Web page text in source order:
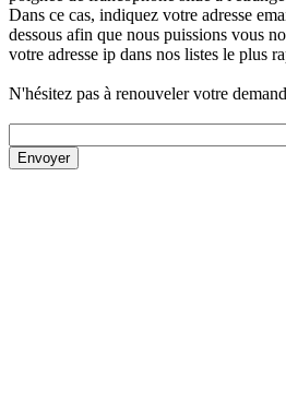
Dans ce cas, indiquez votre adresse
dessous afin que nous puissions vous
votre adresse ip dans nos listes le plus
N'hésitez pas à renouveler votre